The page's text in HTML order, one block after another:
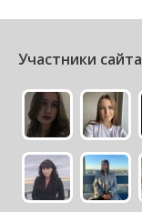
Участники сайта